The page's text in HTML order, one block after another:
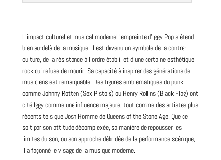
L’impact culturel et musical moderneL’empreinte d’Iggy Pops’étend
bien au-delà de la musique. Il est devenu un symbole de la contre-
culture, de la résistance à l’ordre établi, et d’une certaine esthétique
rock qui refuse de mourir. Sa capacité à inspirer des générations de
musiciens est remarquable. Des figures emblématiques du punk
comme Johnny Rotten (Sex Pistols) ou Henry Rollins (BlackFlag) ont
cité Iggy comme une influence majeure, tout comme des artistes plus
récents tels que Josh Homme de Queens of the Stone Age. Que ce
soit par son attitude décomplexée, sa manière de repousser les
limites du son, ou son approche débridée de la performance scénique,
il a façonné le visage de la musique moderne.